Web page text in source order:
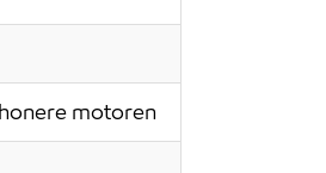
motoren